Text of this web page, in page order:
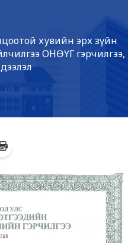
хувийн эрх зүйн
ОНӨҮГ гэрчилгээ,